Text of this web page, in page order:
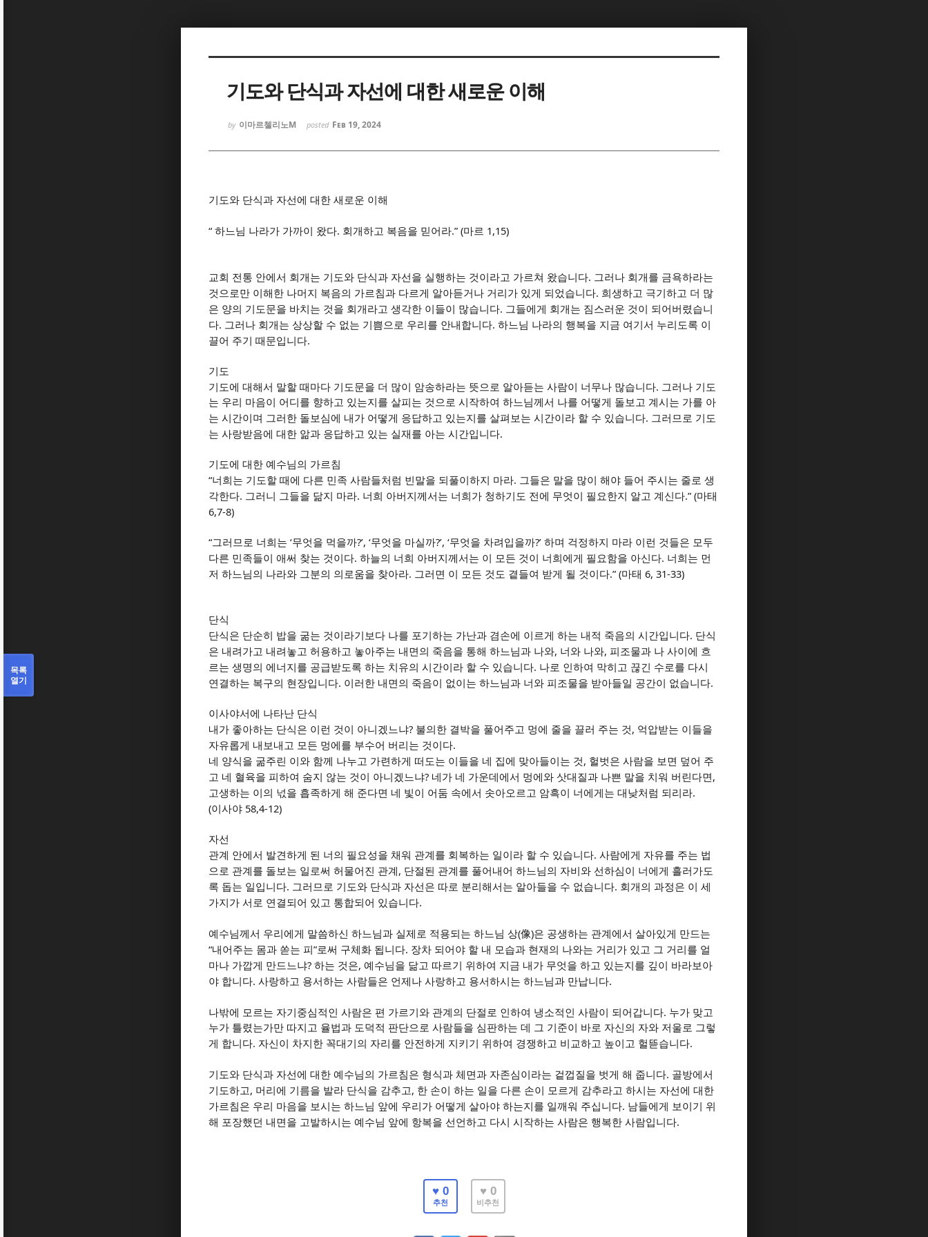
기도와 단식과 자선에 대한 새로운 이해
by 이마르첼리노M posted Feb 19, 2024
기도와 단식과 자선에 대한 새로운 이해
“ 하느님 나라가 가까이 왔다. 회개하고 복음을 믿어라.” (마르 1,15)
교회 전통 안에서 회개는 기도와 단식과 자선을 실행하는 것이라고 가르쳐 왔습니다. 그러나 회개를 금욕하라는
것으로만 이해한 나머지 복음의 가르침과 다르게 알아듣거나 거리가 있게 되었습니다. 희생하고 극기하고 더 많
은 양의 기도문을 바치는 것을 회개라고 생각한 이들이 많습니다. 그들에게 회개는 짐스러운 것이 되어버렸습니
다. 그러나 회개는 상상할 수 없는 기쁨으로 우리를 안내합니다. 하느님 나라의 행복을 지금 여기서 누리도록 이
끌어 주기 때문입니다.
기도
기도에 대해서 말할 때마다 기도문을 더 많이 암송하라는 뜻으로 알아듣는 사람이 너무나 많습니다. 그러나 기도
는 우리 마음이 어디를 향하고 있는지를 살피는 것으로 시작하여 하느님께서 나를 어떻게 돌보고 계시는 가를 아
는 시간이며 그러한 돌보심에 내가 어떻게 응답하고 있는지를 살펴보는 시간이라 할 수 있습니다. 그러므로 기도
는 사랑받음에 대한 앎과 응답하고 있는 실재를 아는 시간입니다.
기도에 대한 예수님의 가르침
“너희는 기도할 때에 다른 민족 사람들처럼 빈말을 되풀이하지 마라. 그들은 말을 많이 해야 들어 주시는 줄로 생
각한다. 그러니 그들을 닮지 마라. 너희 아버지께서는 너희가 청하기도 전에 무엇이 필요한지 알고 계신다.” (마태
6,7-8)
“그러므로 너희는 ‘무엇을 먹을까?’, ‘무엇을 마실까?’, ‘무엇을 차려입을까?’ 하며 걱정하지 마라 이런 것들은 모두
다른 민족들이 애써 찾는 것이다. 하늘의 너희 아버지께서는 이 모든 것이 너희에게 필요함을 아신다. 너희는 먼
저 하느님의 나라와 그분의 의로움을 찾아라. 그러면 이 모든 것도 곁들여 받게 될 것이다.” (마태 6, 31-33)
단식
단식은 단순히 밥을 굶는 것이라기보다 나를 포기하는 가난과 겸손에 이르게 하는 내적 죽음의 시간입니다. 단식
은 내려가고 내려놓고 허용하고 놓아주는 내면의 죽음을 통해 하느님과 나와, 너와 나와, 피조물과 나 사이에 흐
르는 생명의 에너지를 공급받도록 하는 치유의 시간이라 할 수 있습니다. 나로 인하여 막히고 끊긴 수로를 다시
연결하는 복구의 현장입니다. 이러한 내면의 죽음이 없이는 하느님과 너와 피조물을 받아들일 공간이 없습니다.
이사야서에 나타난 단식
내가 좋아하는 단식은 이런 것이 아니겠느냐? 불의한 결박을 풀어주고 멍에 줄을 끌러 주는 것, 억압받는 이들을
자유롭게 내보내고 모든 멍에를 부수어 버리는 것이다.
네 양식을 굶주린 이와 함께 나누고 가련하게 떠도는 이들을 네 집에 맞아들이는 것, 헐벗은 사람을 보면 덮어 주
고 네 혈육을 피하여 숨지 않는 것이 아니겠느냐? 네가 네 가운데에서 멍에와 삿대질과 나쁜 말을 치워 버린다면,
고생하는 이의 넋을 흡족하게 해 준다면 네 빛이 어둠 속에서 솟아오르고 암흑이 너에게는 대낮처럼 되리라.
(이사야 58,4-12)
자선
관계 안에서 발견하게 된 너의 필요성을 채워 관계를 회복하는 일이라 할 수 있습니다. 사람에게 자유를 주는 법
으로 관계를 돌보는 일로써 허물어진 관계 , 단절된 관계를 풀어내어 하느님의 자비와 선하심이 너에게 흘러가도
록 돕는 일입니다. 그러므로 기도와 단식과 자선은 따로 분리해서는 알아들을 수 없습니다. 회개의 과정은 이 세
가지가 서로 연결되어 있고 통합되어 있습니다.
예수님께서 우리에게 말씀하신 하느님과 실제로 적용되는 하느님 상(像)은 공생하는 관계에서 살아있게 만드는
“내어주는 몸과 쏟는 피 ”로써 구체화 됩니다. 장차 되어야 할 내 모습과 현재의 나와는 거리가 있고 그 거리를 얼
마나 가깝게 만드느냐? 하는 것은, 예수님을 닮고 따르기 위하여 지금 내가 무엇을 하고 있는지를 깊이 바라보아
야 합니다. 사랑하고 용서하는 사람들은 언제나 사랑하고 용서하시는 하느님과 만납니다.
나밖에 모르는 자기중심적인 사람은 편 가르기와 관계의 단절로 인하여 냉소적인 사람이 되어갑니다. 누가 맞고
누가 틀렸는가만 따지고 율법과 도덕적 판단으로 사람들을 심판하는 데 그 기준이 바로 자신의 자와 저울로 그렇
게 합니다. 자신이 차지한 꼭대기의 자리를 안전하게 지키기 위하여 경쟁하고 비교하고 높이고 헐뜯습니다.
기도와 단식과 자선에 대한 예수님의 가르침은 형식과 체면과 자존심이라는 겉껍질을 벗게 해 줍니다. 골방에서
기도하고, 머리에 기름을 발라 단식을 감추고, 한 손이 하는 일을 다른 손이 모르게 감추라고 하시는 자선에 대한
가르침은 우리 마음을 보시는 하느님 앞에 우리가 어떻게 살아야 하는지를 일깨워 주십니다. 남들에게 보이기 위
해 포장했던 내면을 고발하시는 예수님 앞에 항복을 선언하고 다시 시작하는 사람은 행복한 사람입니다.
♥ 0
추천
♥ 0
비추천
목록
열기
Sketchbook5, 스케치북5
Sketchbook5, 스케치북5